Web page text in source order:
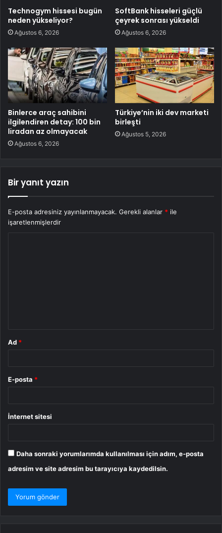
Technogym hissesi bugün
neden yükseliyor?
Ağustos 6, 2026
SoftBank hisseleri güçlü
çeyrek sonrası yükseldi
Ağustos 6, 2026
Binlerce araç sahibini
ilgilendiren detay: 100 bin
liradan az olmayacak
Ağustos 6, 2026
Türkiye’nin iki dev marketi
birleşti
Ağustos 5, 2026
Bir yanıt yazın
E-posta adresiniz yayınlanmayacak. Gerekli alanlar * ile
işaretlenmişlerdir
Ad *
E-posta *
İnternet sitesi
Daha sonraki yorumlarımda kullanılması için adım, e-posta
adresim ve site adresim bu tarayıcıya kaydedilsin.